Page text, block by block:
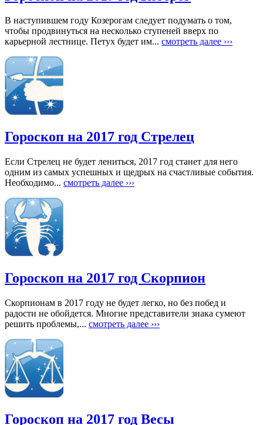
В наступившем году Козерогам следует подумать о том,
чтобы продвинуться на несколько ступеней вверх по
карьерной лестнице. Петух будет им... смотреть далее ›››
Гороскоп на 2017 год Стрелец
Если Стрелец не будет лениться, 2017 год станет для него
одним из самых успешных и щедрых на счастливые события.
Необходимо... смотреть далее ›››
Гороскоп на 2017 год Скорпион
Скорпионам в 2017 году не будет легко, но без побед и
радости не обойдется. Многие представители знака сумеют
решить проблемы,... смотреть далее ›››
Гороскоп на 2017 год Весы